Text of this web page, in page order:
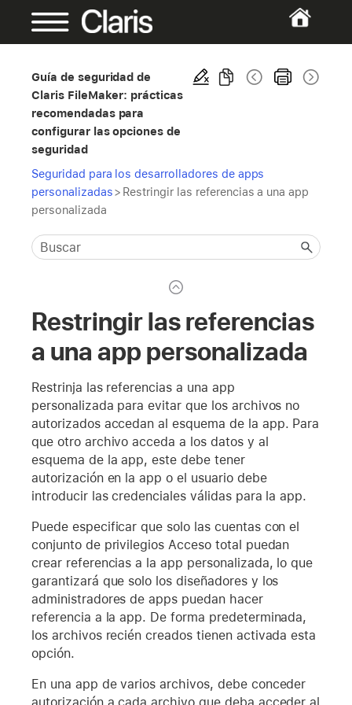
Guía de seguridad de
Claris FileMaker: prácticas
recomendadas para
configurar las opciones de
seguridad
Seguridad para los desarrolladores de apps
personalizadas> Restringir las referencias a una app
personalizada
Restringir las referencias
a una app personalizada
Restrinja las referencias a una app
personalizada para evitar que los archivos no
autorizados accedan al esquema de la app. Para
que otro archivo acceda a los datos y al
esquema de la app, este debe tener
autorización en la app o el usuario debe
introducir las credenciales válidas para la app.
Puede especificar que solo las cuentas con el
conjunto de privilegios Acceso total puedan
crear referencias a la app personalizada, lo que
garantizará que solo los diseñadores y los
administradores de apps puedan hacer
referencia a la app. De forma predeterminada,
los archivos recién creados tienen activada esta
opción.
En una app de varios archivos, debe conceder